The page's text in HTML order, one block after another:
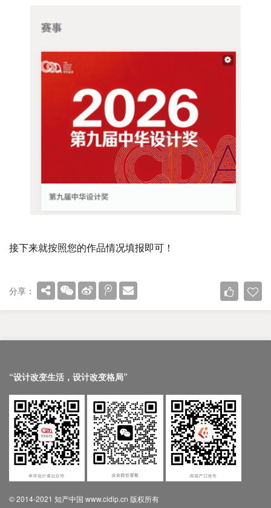
接下来就按照您的作品情况填报即可！
分享：
“设计改变生活，设计改变格局”
© 2014-2021 知产中国 www.cidip.cn 版权所有